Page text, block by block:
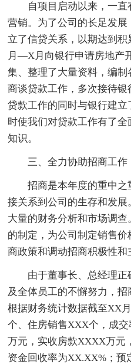
自项目启动以来，一
营销。为了公司的长足发
立了信贷关系，以期达到
月—X月向银行申请房地产
集、整理了大量资料，编
商谈贷款工作，多次接待
贷款工作的同时与银行建
时使我们对贷款工作有了
知识。
三、全力协助招商工作
招商是本年度的重中
接关系到公司的生存和发
大量的财务分析和市场调
的制定，为公司制定销售
商政策和调动招商积极性和
由于董事长、总经理
及全体员工的不懈努力，招
根据财务统计数据截至XX
个、住房销售XXX个，成
万元，实收房款XXXX万元
资金回收率为XX.XX%；